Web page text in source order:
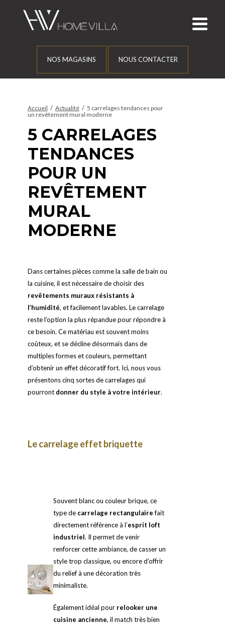
NOS MAGASINS NOUS CONTACTER
Accueil / Actualité / 5 carrelages tendances pour
un revêtement mural moderne
5 CARRELAGES
TENDANCES
POUR UN
REVÊTEMENT
MURAL
MODERNE
Dans certaines pièces comme la salle de bain ou
la cuisine, il est nécessaire de choisir des
revêtements muraux résistants à
l’humidité, et facilement lavables. Le carrelage
reste l’option la plus répandue pour répondre à
ce besoin. Ce matériau est souvent moins
coûteux, et se décline désormais dans de
multiples formes et couleurs, permettant
d’obtenir un effet décoratif fort. Ici, nous vous
présentons cinq sortes de carrelages qui
pourront donner du style à votre intérieur.
Le carrelage effet briquette
Souvent blanc ou couleur brique, ce
type de carrelage rectangulairefait
directement référence à l’esprit loft
industriel. Il permet de venir
renforcer cette ambiance, de casser un
style trop classique, ou encore d’offrir
du relief à une décoration très
minimaliste.
Également idéal pour relooker une
cuisine ancienne, il match très bien